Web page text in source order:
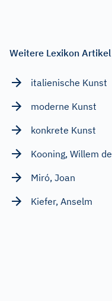
Weitere Lexikon Artikel
italienische Kunst
moderne Kunst
konkrete Kunst
Kooning, Willem de
Miró, Joan
Kiefer, Anselm